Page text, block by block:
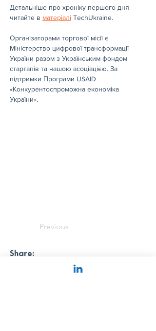
Детальніше про хроніку першого дня
читайте в матеріалі TechUkraine.
Організаторами торгової місії є
Міністерство цифрової трансформації
України разом з Українським фондом
стартапів та нашою асоціацією. За
підтримки Програми USAID
«Конкурентоспроможна економіка
України».
Previous
Share: